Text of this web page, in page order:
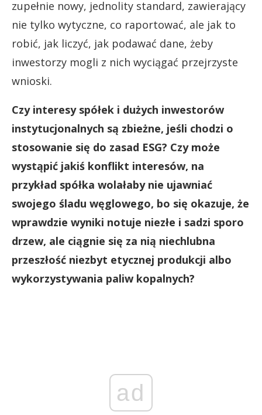
zupełnie nowy, jednolity standard, zawierający
nie tylko wytyczne, co raportować, ale jak to
robić, jak liczyć, jak podawać dane, żeby
inwestorzy mogli z nich wyciągać przejrzyste
wnioski.
Czy interesy spółek i dużych inwestorów
instytucjonalnych są zbieżne, jeśli chodzi o
stosowanie się do zasad ESG? Czy może
wystąpić jakiś konflikt interesów, na
przykład spółka wolałaby nie ujawniać
swojego śladu węglowego, bo się okazuje, że
wprawdzie wyniki notuje niezłe i sadzi sporo
drzew, ale ciągnie się za nią niechlubna
przeszłość niezbyt etycznej produkcji albo
wykorzystywania paliw kopalnych?
ad